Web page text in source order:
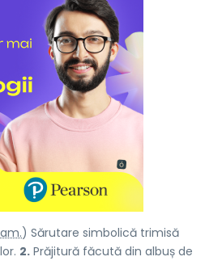
) Sărutare simbolică trimisă
2. Prăjitură făcută din albuș de